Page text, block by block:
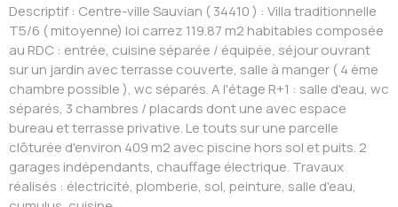
Descriptif : Centre-ville Sauvian ( 34410 ) : Villa traditionnelle
T5/6 ( mitoyenne) loi carrez 119.87 m2 habitables composée
au RDC : entrée, cuisine séparée / équipée, séjour ouvrant
sur un jardin avec terrasse couverte, salle à manger ( 4 ème
chambre possible ), wc séparés. A l'étage R+1 : salle d'eau, wc
séparés, 3 chambres / placards dont une avec espace
bureau et terrasse privative. Le touts sur une parcelle
clôturée d'environ 409 m2 avec piscine hors sol et puits. 2
garages indépendants, chauffage électrique. Travaux
réalisés : électricité, plomberie, sol, peinture, salle d'eau,